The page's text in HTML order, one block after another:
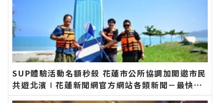
SUP體驗活動名額秒殺 花蓮市公所協調加開邀市民
共遊北濱∣花蓮新聞網官方網站各類新聞－最快速
的今日新聞報導 最新的在地資訊！